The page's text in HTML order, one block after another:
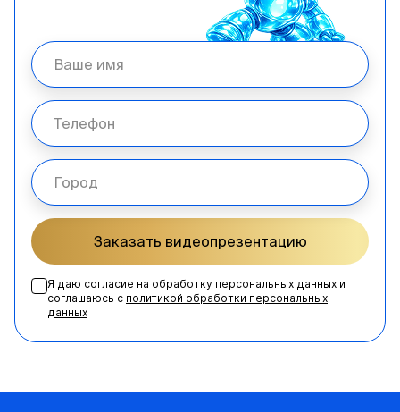
Заказать видеопрезентацию
Я даю согласие на обработку персональных данных и
соглашаюсь с политикой обработки персональных
данных